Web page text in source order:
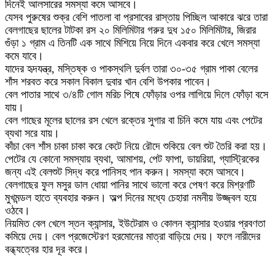
দিনেই আলসারের সমস্যা কমে আসবে।
যেসব পুরুষের শুক্র বেশি পাতলা বা প্রসাবের রাস্তায় পিচ্ছিল আকারে ঝরে তারা
বেলগাছের ছালের টাটকা রস ২০ মিলিমিটার গরুর দুধ ১৫০ মিলিমিটার, জিরার
গুঁড়া ১ গ্রাম এ তিনটি এক সাথে মিশিয়ে নিয়ে দিনে একবার করে খেলে সমস্যা
কমে যাবে।
যাদের হৃদযন্ত্র, মস্তিষ্ক ও পাকস্থলি দুর্বল তারা ৩০-৩৫ গ্রাম পাকা বেলের
শাঁস শরবত করে সকাল বিকাল দুবার খান বেশি উপকার পাবেন।
বেল পাতার সাথে ৩/৪টি গোল মরিচ পিষে ফোঁড়ার ওপর লাগিয়ে দিলে ফোঁড়া বসে
যায়।
বেল গাছের মূলের ছালের রস খেলে রক্তের সুগার বা চিনি কমে যায় এবং পেটের
ব্যথা সরে যায়।
কাঁচা বেল শাঁস চাকা চাকা করে কেটে নিয়ে রৌদে শুকিয়ে বেল শুট তৈরি করা হয়।
পেটের যে কোনো সমস্যায় ব্যথা, আমাশয়, পেট ফাপা, ডায়রিয়া, গ্যাস্ট্রিকের
জন্য এই বেলশুট সিদ্ধ করে পানিসহ পান করুন। সমস্যা কমে আসবে।
বেলগাছের ফুল মসুর ডাল ধোয়া পানির সাথে ভালো করে পেষণ করে মিশ্রণটি
মুখমন্ডল হাতে ব্যবহার করুন। অল্প দিনের মধ্যে চেহারা নমনীয় উজ্জ্বল হয়ে
ওঠবে।
নিয়মিত বেল খেলে স্তন ক্যান্সার, ইউটেরাম ও কোলন ক্যান্সার হওয়ার প্রবণতা
কমিয়ে দেয়। বেল প্রজেস্টেরণ হরমোনের মাত্রা বাড়িয়ে দেয়। ফলে নারীদের
বন্ধ্যত্বের হার দূর করে।